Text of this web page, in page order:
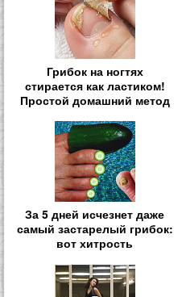
Грибок на ногтях
стирается как ластиком!
Простой домашний метод
За 5 дней исчезнет даже
самый застарелый грибок:
вот хитрость